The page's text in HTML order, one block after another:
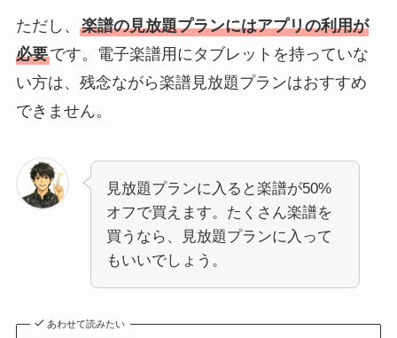
ただし、 楽譜の見放題プランにはアプリの利用が
必要です。電子楽譜用にタブレットを持っていな
い方は、残念ながら楽譜見放題プランはおすすめ
できません。
見放題プランに入ると楽譜が50%
オフで買えます。たくさん楽譜を
買うなら、見放題プランに入って
もいいでしょう。
あわせて読みたい